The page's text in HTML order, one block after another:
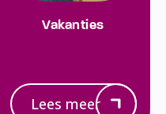
Vakanties
Lees meer